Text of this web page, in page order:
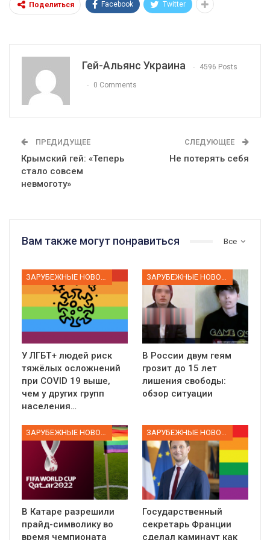
Поделиться Facebook Twitter
Гей-Альянс Украина 4596 Posts
0 Comments
ПРЕДИДУЩЕЕ
Крымский гей: «Теперь
стало совсем
невмоготу»
СЛЕДУЮЩЕЕ
Не потерять себя
Все
Вам также могут понравиться
ЗАРУБЕЖНЫЕ НОВОСТИ
У ЛГБТ+ людей риск
тяжёлых осложнений
при COVID 19 выше,
чем у других групп
населения…
ЗАРУБЕЖНЫЕ НОВОСТИ
В России двум геям
грозит до 15 лет
лишения свободы:
обзор ситуации
ЗАРУБЕЖНЫЕ НОВОСТИ
В Катаре разрешили
прайд-символику во
время чемпионата
ЗАРУБЕЖНЫЕ НОВОСТИ
Государственный
секретарь Франции
сделал каминаут как